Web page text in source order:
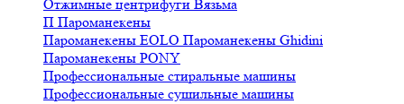
Отжимные центрифуги Вязьма
П Пароманекены
Пароманекены EOLO Пароманекены Ghidini
Пароманекены PONY
Профессиональные стиральные машины
Профессиональные сушильные машины